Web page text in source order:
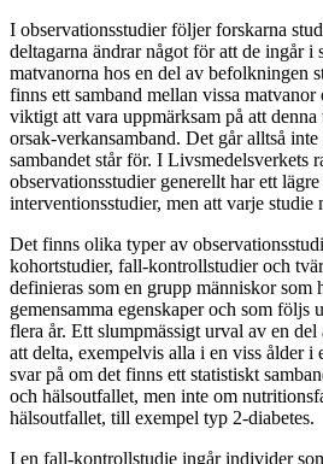
I observationsstudier följer forskarna
deltagarna ändrar något för att de ingår i
matvanorna hos en del av befolkningen
finns ett samband mellan vissa
viktigt att vara uppmärksam på att
orsak-verkansamband. Det går alltså
sambandet står för. I Livsmedelsverkets
observationsstudier generellt har ett
interventionsstudier, men att varje studie
Det finns olika typer av
kohortstudier, fall-kontrollstudier och
definieras som en grupp människor som
gemensamma egenskaper och som följs
flera år. Ett slumpmässigt urval av en
att delta, exempelvis alla i en viss ålder
svar på om det finns ett statistiskt
och hälsoutfallet, men inte om
hälsoutfallet, till exempel typ 2-diabetes.
I en fall-kontrollstudie ingår individer